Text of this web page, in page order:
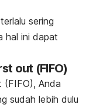
sering
hal ini dapat
out (FIFO)
(FIFO), Anda
sudah lebih dulu